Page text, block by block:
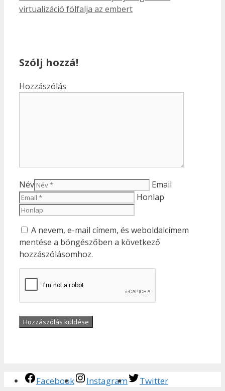
virtualizáció fölfalja az embert
Szólj hozzá!
Hozzászólás
Név
Email
Honlap
A nevem, e-mail címem, és weboldalcímem
mentése a böngészőben a következő
hozzászólásomhoz.
Facebook Instagram Twitter